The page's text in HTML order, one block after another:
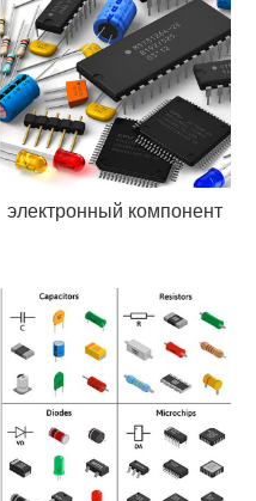
электронный компонент